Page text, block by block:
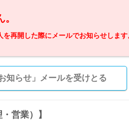
再開した際にメールでお知らせします
知らせ」メールを受けとる
営業）】